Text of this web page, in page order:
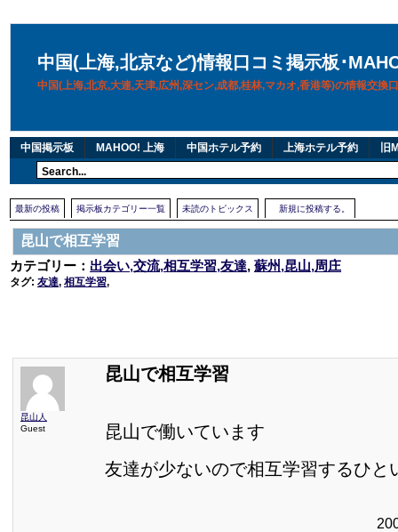
中国(上海,北京など)情報口コミ掲示板･
中国(上海,北京,大連,天津,広州,深セン,成都,桂林,マカオ,香港等)の情報交換
中国掲示板 MAHOO! 上海 中国ホテル予約 上海ホテル予約 旧
最新の投稿 掲示板カテゴリー一覧 未読のトピックス 新規に投稿する。
昆山で相互学習
カテゴリー： 出会い,交流,相互学習,友達, 蘇州,昆山,周庄
タグ: 友達, 相互学習,
昆山人
Guest
昆山で相互学習
昆山で働いています
友達が少ないので相互学習するひと